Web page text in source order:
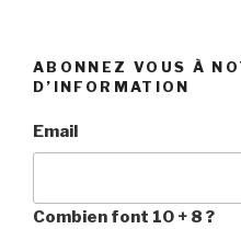
ABONNEZ VOUS À
D’INFORMATION
Email
Combien font 10 + 8 ?